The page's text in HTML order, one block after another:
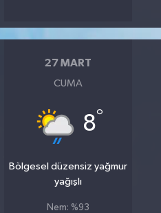
27 MART
CUMA
8°
Bölgesel düzensiz yağmur
yağışlı
Nem: %93